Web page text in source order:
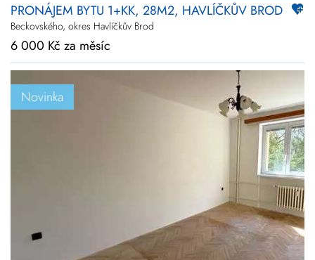
PRONÁJEM BYTU 1+KK, 28M2, HAVLÍČKŮV BROD
Beckovského, okres Havlíčkův Brod
6 000 Kč za měsíc
Novinka